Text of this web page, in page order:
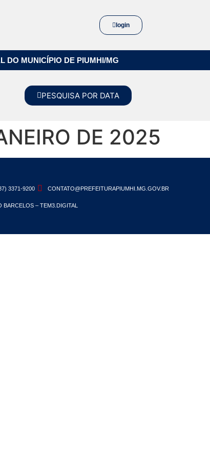
login
DO MUNICÍPIO DE PIUMHI/MG
PESQUISA POR DATA
DE 2025
3371-9200 CONTATO@PREFEITURAPIUMHI.MG.GOV.BR
– TEM3.DIGITAL